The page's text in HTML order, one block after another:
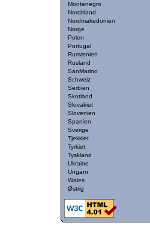
Montenegro
Nordirland
Nordmakedonien
Norge
Polen
Portugal
Rumænien
Rusland
SanMarino
Schweiz
Serbien
Skotland
Slovakiet
Slovenien
Spanien
Sverige
Tjekkiet
Tyrkiet
Tyskland
Ukraine
Ungarn
Wales
Østrig